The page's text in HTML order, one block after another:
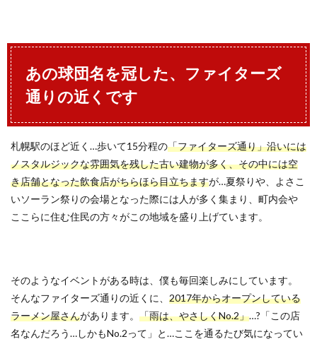
あの球団名を冠した、ファイターズ
通りの近くです
札幌駅のほど近く…歩いて15分程の「ファイターズ通り」沿いには
ノスタルジックな雰囲気を残した古い建物が多く、その中には空
き店舗となった飲食店がちらほら目立ちますが…夏祭りや、よさこ
いソーラン祭りの会場となった際には人が多く集まり、町内会や
ここらに住む住民の方々がこの地域を盛り上げています。
そのようなイベントがある時は、僕も毎回楽しみにしています。
そんなファイターズ通りの近くに、 2017年からオープンしている
ラーメン屋さんがあります。 「雨は、やさしくNo.2」…?「この店
名なんだろう…しかもNo.2って」と…ここを通るたび気になってい